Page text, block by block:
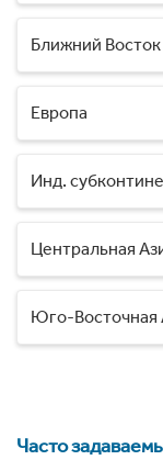
Ближний Восток
Европа
Инд.
Центральная
Юго-Восточная
Часто